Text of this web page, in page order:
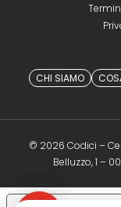
CHI SIAMO
© 2026 Codici –
Belluzzo, 1 –